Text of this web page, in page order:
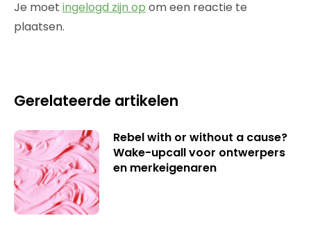
Je moet ingelogd zijn op om een reactie te
plaatsen.
Gerelateerde artikelen
Rebel with or without a cause?
Wake-upcall voor ontwerpers
en merkeigenaren